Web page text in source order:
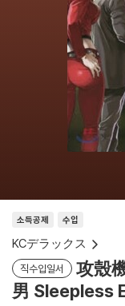
소득공제 수입
KCデラックス
직수입일서
攻殼
男 Sleepless